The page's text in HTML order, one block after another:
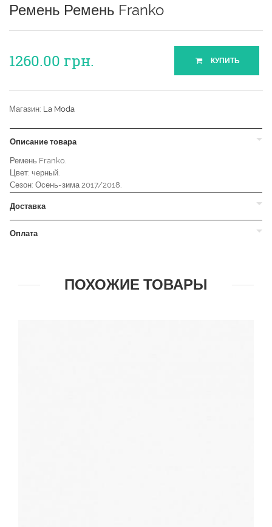
Ремень Ремень Franko
1260.00 грн. КУПИТЬ
Магазин: La Moda
Описание товара
Ремень Franko.
Цвет: черный.
Сезон: Осень-зима 2017/2018.
Доставка
Оплата
ПОХОЖИЕ ТОВАРЫ